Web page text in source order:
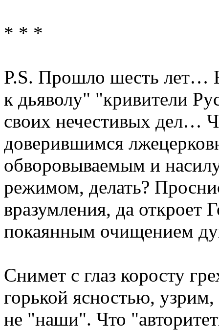
* * *
P.S. Прошло шесть лет…
к дьяволу" "кривители
своих нечестивых дел…
доверившимся
обворовываемым и
режимом, делать?
вразумления, да откроет
покаянным очищением
Снимет с глаз коросту
горькой ясностью,
не "наши". Что